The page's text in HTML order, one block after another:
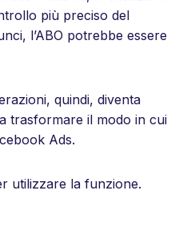
più preciso del
l’ABO potrebbe essere
quindi, diventa
trasformare il modo in cui
Ads.
utilizzare la funzione.